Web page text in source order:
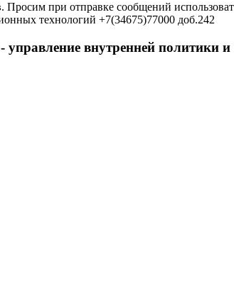
при отправке сообщений
технологий +7(34675)77000 доб.242
внутренней политики